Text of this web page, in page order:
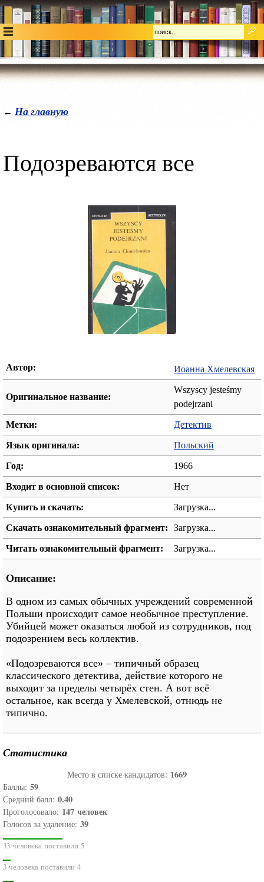
← На главную
Подозреваются все
Автор: Иоанна Хмелевская
Оригинальное название:
Wszyscy jesteśmy
podejrzani
Метки: Детектив
Язык оригинала: Польский
Год: 1966
Входит в основной список: Нет
Купить и скачать: Загрузка...
Скачать ознакомительный фрагмент: Загрузка...
Читать ознакомительный фрагмент: Загрузка...
Описание:
В одном из самых обычных учреждений современной
Польши происходит самое необычное преступление.
Убийцей может оказаться любой из сотрудников, под
подозрением весь коллектив.
«Подозреваются все» – типичный образец
классического детектива, действие которого не
выходит за пределы четырёх стен. А вот всё
остальное, как всегда у Хмелевской, отнюдь не
типично.
Статистика
Место в списке кандидатов: 1669
Баллы: 59
Средний балл: 0.40
Проголосовало: 147 человек
Голосов за удаление: 39
33 человека поставили 5
3 человека поставили 4